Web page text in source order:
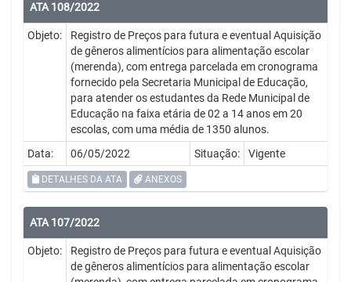
ATA 108/2022
Objeto:
Registro de Preços para futura e eventual Aquisição
de gêneros alimentícios para alimentação escolar
(merenda), com entrega parcelada em cronograma
fornecido pela Secretaria Municipal de Educação,
para atender os estudantes da Rede Municipal de
Educação na faixa etária de 02 a 14 anos em 20
escolas, com uma média de 1350 alunos.
Data:
06/05/2022 Situação: Vigente
DETALHES DA ATA ANEXOS
ATA 107/2022
Objeto:
Registro de Preços para futura e eventual Aquisição
de gêneros alimentícios para alimentação escolar